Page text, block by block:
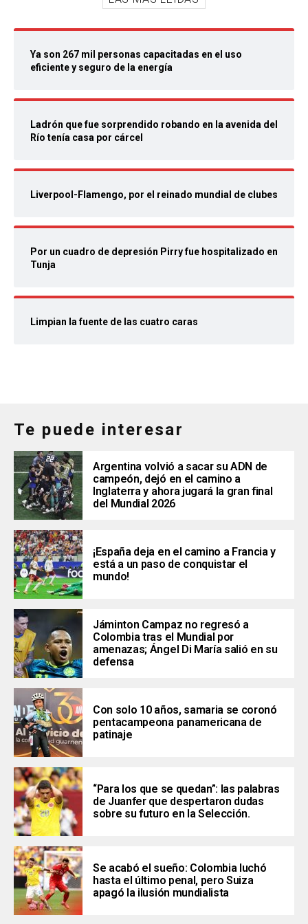
Ya son 267 mil personas capacitadas en el uso
eficiente y seguro de la energía
Ladrón que fue sorprendido robando en la avenida del
Río tenía casa por cárcel
Liverpool-Flamengo, por el reinado mundial de clubes
Por un cuadro de depresión Pirry fue hospitalizado en
Tunja
Limpian la fuente de las cuatro caras
Te puede interesar
Argentina volvió a sacar su ADN de
campeón, dejó en el camino a
Inglaterra y ahora jugará la gran final
del Mundial 2026
¡España deja en el camino a Francia y
está a un paso de conquistar el
mundo!
Jáminton Campaz no regresó a
Colombia tras el Mundial por
amenazas; Ángel Di María salió en su
defensa
Con solo 10 años, samaria se coronó
pentacampeona panamericana de
patinaje
“Para los que se quedan”: las palabras
de Juanfer que despertaron dudas
sobre su futuro en la Selección.
Se acabó el sueño: Colombia luchó
hasta el último penal, pero Suiza
apagó la ilusión mundialista